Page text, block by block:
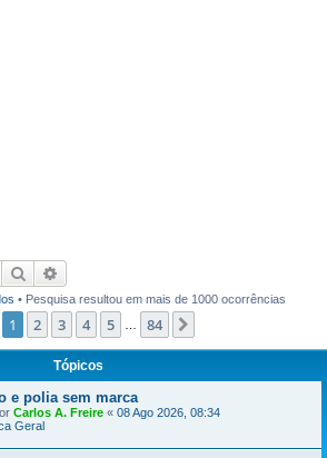
Pesquisar
• Pesquisa resultou em mais de 1000 ocorrências
Página de 84
1 2 3 4 5 84
Tópicos
e polia sem marca
Carlos A. Freire « 08 Ago 2026, 08:34
Geral